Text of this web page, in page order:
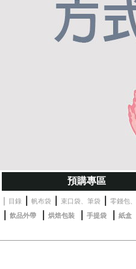
預購專區
｜ 目錄 ｜ 帆布袋 ｜ 束口袋、筆袋 ｜ 零錢包
｜ 飲品外帶 ｜ 烘焙包裝 ｜ 手提袋 ｜ 紙盒